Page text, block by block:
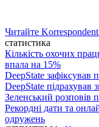
Читайте
статистика
Кількість охочих
впала на 15%
DeepState
DeepState підрахував
Зеленський розповів
Рекордні дати та
одружень